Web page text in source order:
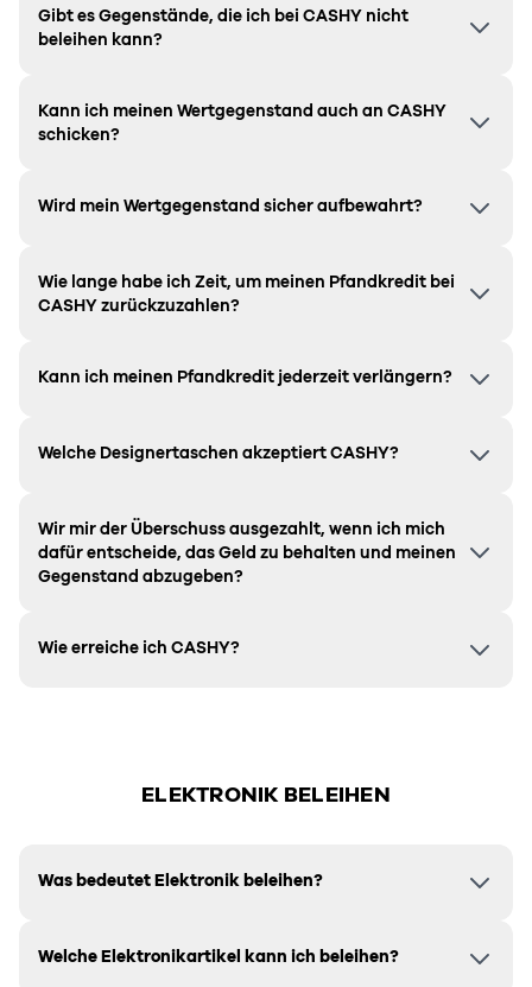
Gibt es Gegenstände, die ich bei CASHY nicht
beleihen kann?
Kann ich meinen Wertgegenstand auch an CASHY
schicken?
Wird mein Wertgegenstand sicher aufbewahrt?
Wie lange habe ich Zeit, um meinen Pfandkredit bei
CASHY zurückzuzahlen?
Kann ich meinen Pfandkredit jederzeit verlängern?
Welche Designertaschen akzeptiert CASHY?
Wir mir der Überschuss ausgezahlt, wenn ich mich
dafür entscheide, das Geld zu behalten und meinen
Gegenstand abzugeben?
Wie erreiche ich CASHY?
ELEKTRONIK BELEIHEN
Was bedeutet Elektronik beleihen?
Welche Elektronikartikel kann ich beleihen?